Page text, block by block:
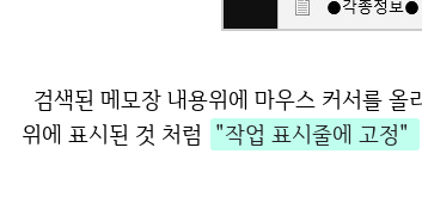
검색된 메모장 내용위에 마우스 커서를 올리고, 마우스 오른쪽 버튼을 눌러서 메뉴를 띄웁니다. 그러면
위에 표시된 것 처럼 "작업 표시줄에 고정"